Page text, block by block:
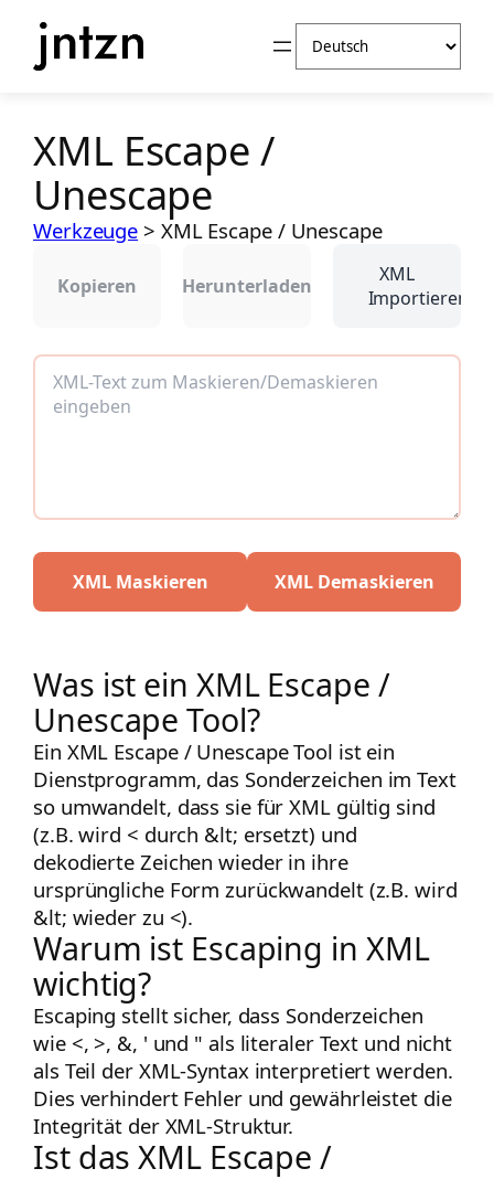
Inhalt
springen
Sprache
auswählen
XML Escape /
Unescape
Werkzeuge > XML Escape / Unescape
Kopieren Herunterladen
XML
Importieren
XML Maskieren XML Demaskieren
Was ist ein XML Escape /
Unescape Tool?
Ein XML Escape / Unescape Tool ist ein
Dienstprogramm, das Sonderzeichen im Text
so umwandelt, dass sie für XML gültig sind
(z.B. wird < durch &lt; ersetzt) und
dekodierte Zeichen wieder in ihre
ursprüngliche Form zurückwandelt (z.B. wird
&lt; wieder zu <).
Warum ist Escaping in XML
wichtig?
Escaping stellt sicher, dass Sonderzeichen
wie <, >, &, ' und " als literaler Text und nicht
als Teil der XML-Syntax interpretiert werden.
Dies verhindert Fehler und gewährleistet die
Integrität der XML-Struktur.
Ist das XML Escape /